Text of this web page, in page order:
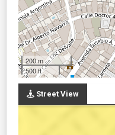
200 m
500 ft
Street View